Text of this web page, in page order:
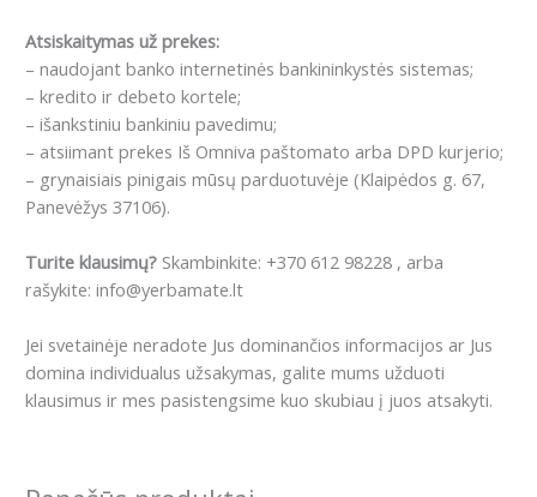
Atsiskaitymas už prekes:
– naudojant banko internetinės bankininkystės sistemas;
– kredito ir debeto kortele;
– išankstiniu bankiniu pavedimu;
– atsiimant prekes Iš Omniva paštomato arba DPD kurjerio;
– grynaisiais pinigais mūsų parduotuvėje (Klaipėdos g. 67,
Panevėžys 37106).
Turite klausimų? Skambinkite: +370 612 98228 , arba
rašykite: info@yerbamate.lt
Jei svetainėje neradote Jus dominančios informacijos ar Jus
domina individualus užsakymas, galite mums užduoti
klausimus ir mes pasistengsime kuo skubiau į juos atsakyti.